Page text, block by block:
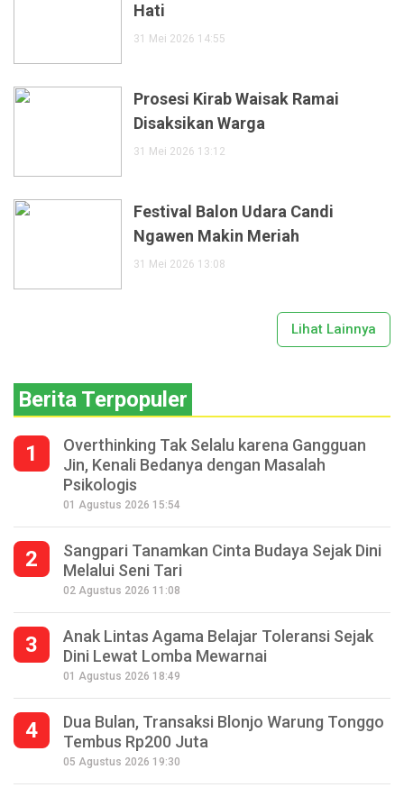
Hati
31 Mei 2026 14:55
Prosesi Kirab Waisak Ramai
Disaksikan Warga
31 Mei 2026 13:12
Festival Balon Udara Candi
Ngawen Makin Meriah
31 Mei 2026 13:08
Lihat Lainnya
Berita Terpopuler
1
Overthinking Tak Selalu karena Gangguan
Jin, Kenali Bedanya dengan Masalah
Psikologis
01 Agustus 2026 15:54
2
Sangpari Tanamkan Cinta Budaya Sejak Dini
Melalui Seni Tari
02 Agustus 2026 11:08
3
Anak Lintas Agama Belajar Toleransi Sejak
Dini Lewat Lomba Mewarnai
01 Agustus 2026 18:49
4
Dua Bulan, Transaksi Blonjo Warung Tonggo
Tembus Rp200 Juta
05 Agustus 2026 19:30